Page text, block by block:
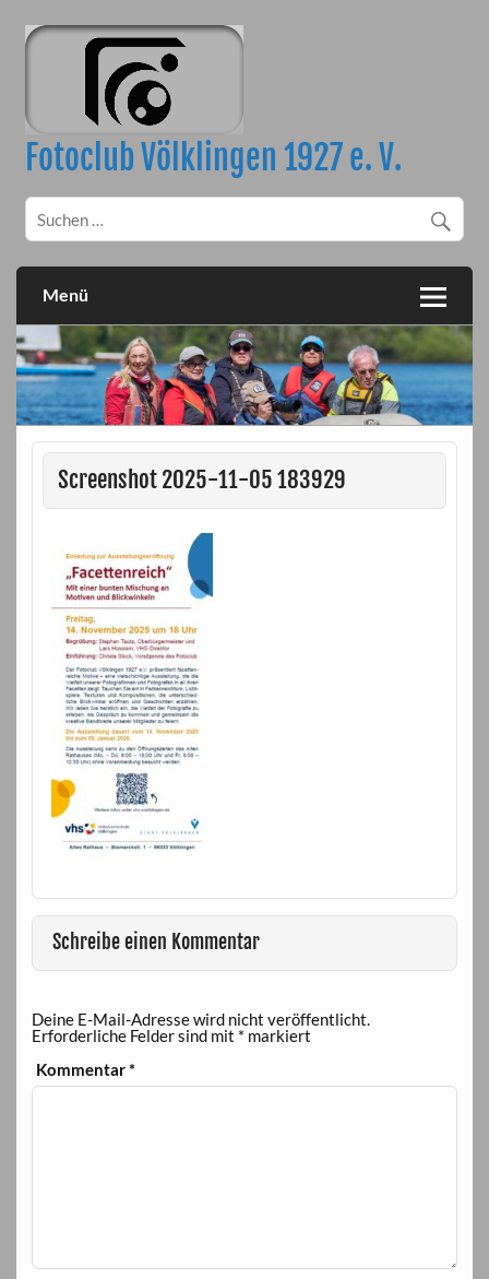
content
Fotoclub Völklingen 1927 e. V.
Menü
Screenshot 2025-11-05 183929
Schreibe einen Kommentar
Deine E-Mail-Adresse wird nicht veröffentlicht.
Erforderliche Felder sind mit * markiert
Kommentar*